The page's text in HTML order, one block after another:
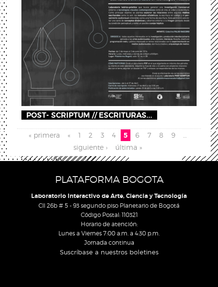
POST- SCRIPTUM // ESCRITURAS...
Pages
« primera « 1 2 3 4 5 6 7 8 9
siguiente ›
última »
PLATAFORMA BOGOTA
Laboratorio Interactivo de Arte, Ciencia y Tecnología
Cll 26b # 5 - 93 segundo piso Planetario de Bogotá
Código Postal: 110321
Horario de atención:
Lunes a Viernes 7:00 a.m. a 4:30 p.m.
Jornada continua
Suscríbase a nuestros boletines